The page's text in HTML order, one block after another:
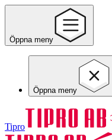
Öppna meny
Öppna meny
Tipro